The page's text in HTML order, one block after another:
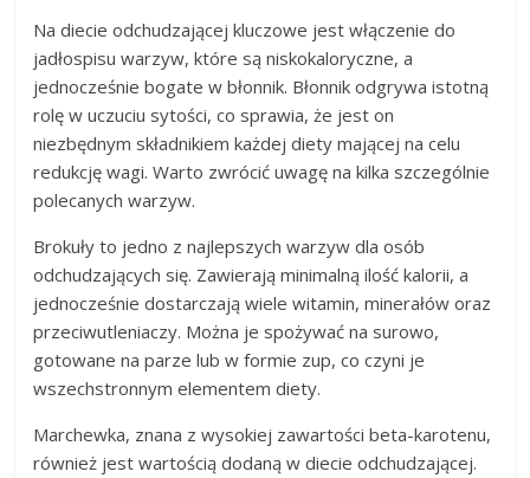
Na diecie odchudzającej kluczowe jest włączenie do
jadłospisu warzyw, które są niskokaloryczne, a
jednocześnie bogate w błonnik. Błonnik odgrywa istotną
rolę w uczuciu sytości, co sprawia, że jest on
niezbędnym składnikiem każdej diety mającej na celu
redukcję wagi. Warto zwrócić uwagę na kilka szczególnie
polecanych warzyw.
Brokuły to jedno z najlepszych warzyw dla osób
odchudzających się. Zawierają minimalną ilość kalorii, a
jednocześnie dostarczają wiele witamin, minerałów oraz
przeciwutleniaczy. Można je spożywać na surowo,
gotowane na parze lub w formie zup, co czyni je
wszechstronnym elementem diety.
Marchewka, znana z wysokiej zawartości beta-karotenu,
również jest wartością dodaną w diecie odchudzającej.